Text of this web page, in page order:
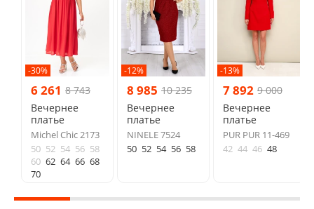
-30%
6 261 8 743
Вечернее
платье
Michel Chic 2173
50 52 54 56 58
60 62 64 66 68
70
-12%
8 985 10 235
Вечернее
платье
NINELE 7524
50 52 54 56 58
-13%
7 892 9 000
Вечернее
платье
PUR PUR 11-469
42 44 46 48